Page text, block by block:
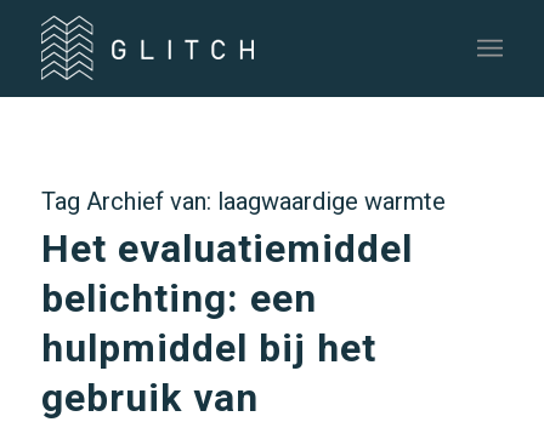
Tag Archief van: laagwaardige warmte
Het evaluatiemiddel
belichting: een
hulpmiddel bij het
gebruik van